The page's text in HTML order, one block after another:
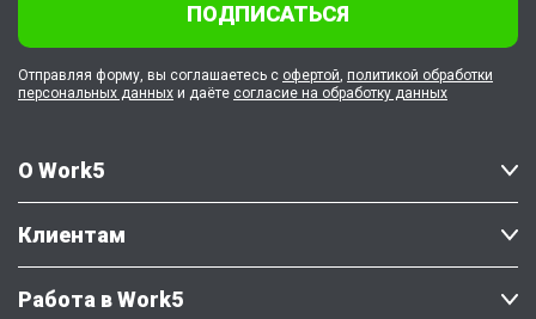
О Work5
Клиентам
Работа в Work5
ПОДПИСАТЬСЯ
Отправляя форму, вы соглашаетесь с офертой, политикой обработки
персональных данных и даёте согласие на обработку данных